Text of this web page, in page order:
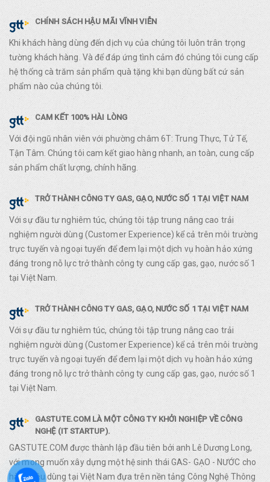
CHÍNH SÁCH HẬU MÃI VĨNH VIỄN
Khi khách hàng dùng đến dịch vụ của chúng tôi luôn trân trọng
tường khách hàng. Và để đáp ứng tình cảm đó chúng tôi cung cấp
hệ thống cà trăm sản phẩm quà tặng khi bạn dùng bất cứ sản
phẩm nào của chúng tôi.
CAM KẾT 100% HÀI LÒNG
Với đội ngũ nhân viên với phường châm 6T: Trung Thực, Tử Tế,
Tận Tâm. Chúng tôi cam kết giao hàng nhanh, an toàn, cung cấp
sản phẩm chất lượng, chính hãng.
TRỞ THÀNH CÔNG TY GAS, GẠO, NƯỚC SỐ 1 TẠI VIỆT NAM
Với sự đầu tư nghiêm túc, chúng tôi tập trung nâng cao trải
nghiệm người dùng (Customer Experience) kể cả trên môi trường
trực tuyến và ngoại tuyến để đem lại một dịch vụ hoàn hảo xứng
đáng trong nỗ lực trở thành công ty cung cấp gas, gạo, nước số 1
tại Việt Nam.
TRỞ THÀNH CÔNG TY GAS, GẠO, NƯỚC SỐ 1 TẠI VIỆT NAM
Với sự đầu tư nghiêm túc, chúng tôi tập trung nâng cao trải
nghiệm người dùng (Customer Experience) kể cả trên môi trường
trực tuyến và ngoại tuyến để đem lại một dịch vụ hoàn hảo xứng
đáng trong nỗ lực trở thành công ty cung cấp gas, gạo, nước số 1
tại Việt Nam.
GASTUTE.COM LÀ MỘT CÔNG TY KHỞI NGHIỆP VỀ CÔNG
NGHỆ (IT STARTUP).
GASTUTE.COM được thành lập đầu tiên bởi anh Lê Dương Long,
với mong muốn xây dựng một hệ sinh thái GAS- GẠO - NƯỚC cho
hàng tiêu dùng tại Việt Nam đựa trên nền tảng Công Nghệ Thông